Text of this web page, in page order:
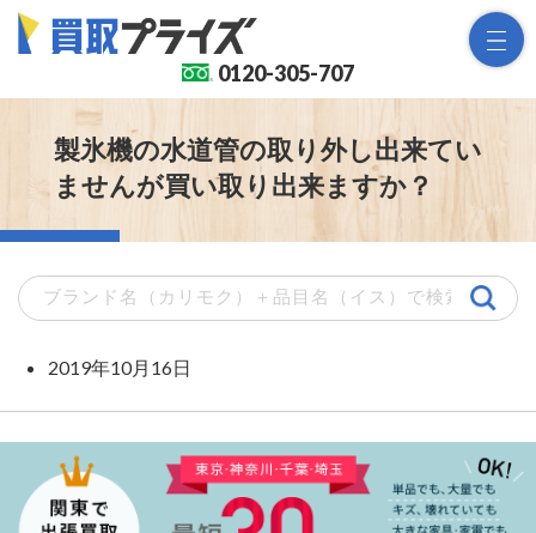
0120-305-707
製氷機の水道管の取り外し出来てい
ませんが買い取り出来ますか？
2019年10月16日